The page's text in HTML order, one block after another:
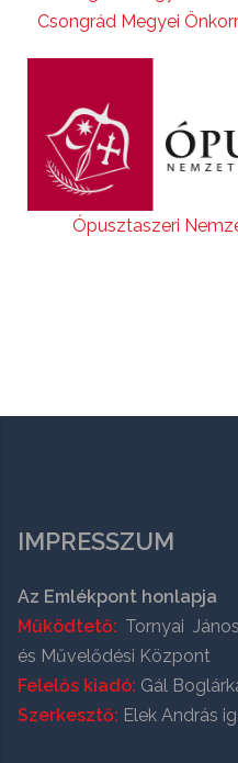
Csongrád Megyei
Ópusztaszeri
IMPRESSZUM
Az Emlékpont honlapja
Működtető: Tornyai
és Művelődési Központ
Felelős kiadó: Gál
Szerkesztő: Elek András